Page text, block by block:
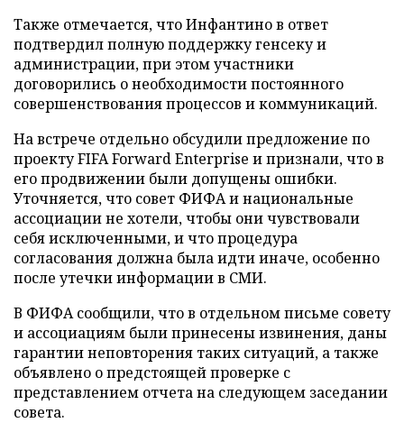
Также отмечается, что Инфантино в ответ
подтвердил полную поддержку генсеку и
администрации, при этом участники
договорились о необходимости постоянного
совершенствования процессов и коммуникаций.
На встрече отдельно обсудили предложение по
проекту FIFA Forward Enterprise и признали, что в
его продвижении были допущены ошибки.
Уточняется, что совет ФИФА и национальные
ассоциации не хотели, чтобы они чувствовали
себя исключенными, и что процедура
согласования должна была идти иначе, особенно
после утечки информации в СМИ.
В ФИФА сообщили, что в отдельном письме совету
и ассоциациям были принесены извинения, даны
гарантии неповторения таких ситуаций, а также
объявлено о предстоящей проверке с
представлением отчета на следующем заседании
совета.